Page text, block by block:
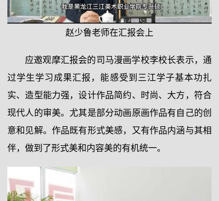
赵少鲁老师在汇报会上
应邀观摩汇报会的司马漫画学校李校长表示，通
过学生学习成果汇报，能感受到三江学子基本功扎
实、造型能力强，设计作品简约、时尚、大方，符合
现代人的审美。尤其是部分动画原画作品有自己的创
意和见解。作品既有形式美感，又有作品内涵与其相
伴，做到了形式美和内容美的有机统一。